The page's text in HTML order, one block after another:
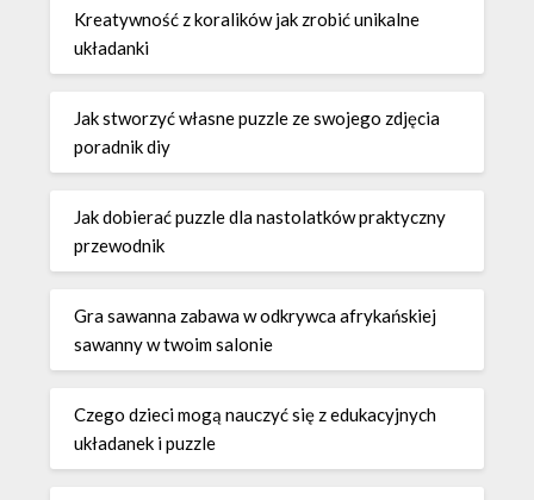
Kreatywność z koralików jak zrobić unikalne
układanki
Jak stworzyć własne puzzle ze swojego zdjęcia
poradnik diy
Jak dobierać puzzle dla nastolatków praktyczny
przewodnik
Gra sawanna zabawa w odkrywca afrykańskiej
sawanny w twoim salonie
Czego dzieci mogą nauczyć się z edukacyjnych
układanek i puzzle